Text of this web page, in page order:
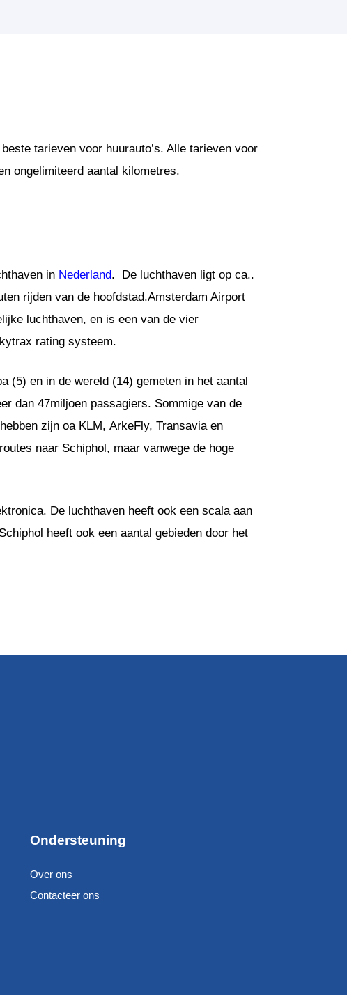
tarieven voor huurauto’s. Alle tarieven voor
ongelimiteerd aantal kilometres.
in Nederland. De luchthaven ligt op ca..
rijden van de hoofdstad.Amsterdam Airport
luchthaven, en is een van de vier
rating systeem.
(5) en in de wereld (14) gemeten in het aantal
dan 47miljoen passagiers. Sommige van de
zijn oa KLM, ArkeFly, Transavia en
naar Schiphol, maar vanwege de hoge
De luchthaven heeft ook een scala aan
heeft ook een aantal gebieden door het
Ondersteuning
Over ons
Contacteer ons